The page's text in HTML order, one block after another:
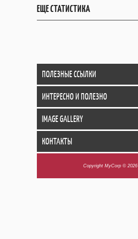
ЕЩЕ СТАТИСТИКА
ПОЛЕЗНЫЕ ССЫЛКИ
ИНТЕРЕСНО И ПОЛЕЗНО
IMAGE GALLERY
КОНТАКТЫ
Copyright MyCorp © 2026